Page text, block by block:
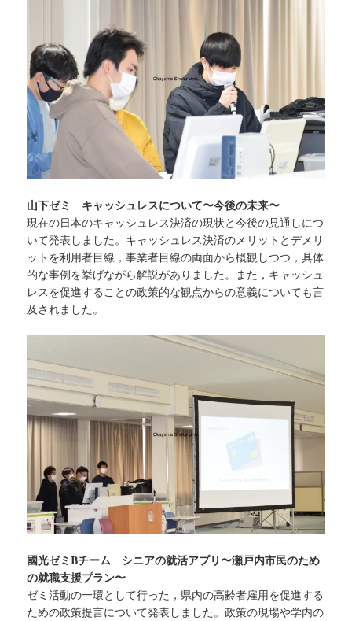
山下ゼミ キャッシュレスについて〜今後の未来〜
現在の日本のキャッシュレス決済の現状と今後の見通しにつ
いて発表しました。キャッシュレス決済のメリットとデメリ
ットを利用者目線，事業者目線の両面から概観しつつ，具体
的な事例を挙げながら解説がありました。また，キャッシュ
レスを促進することの政策的な観点からの意義についても言
及されました。
國光ゼミBチーム シニアの就活アプリ〜瀬戸内市民のため
の就職支援プラン〜
ゼミ活動の一環として行った，県内の高齢者雇用を促進する
ための政策提言について発表しました。政策の現場や学内の